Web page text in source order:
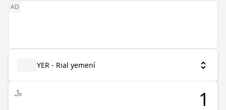
YER - Rial yemení
﷼